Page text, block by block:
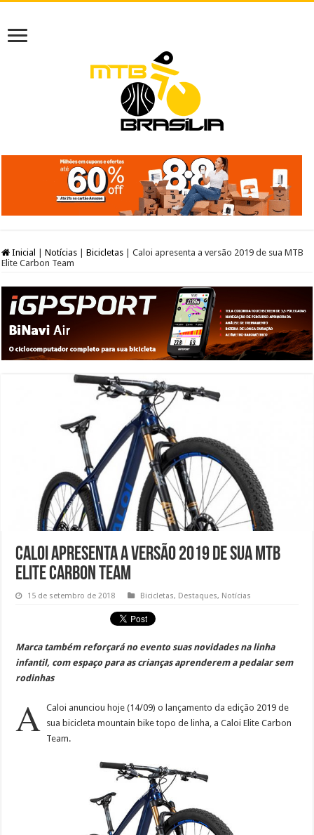
Inicial Notícias Bicicletas
Caloi apresenta a versão 2019 de sua MTB
Elite Carbon Team
Caloi apresenta a versão 2019 de sua MTB
Elite Carbon Team
15 de setembro de 2018 Bicicletas, Destaques, Notícias
Marca também reforçará no evento suas novidades na linha
infantil, com espaço para as crianças aprenderem a pedalar sem
rodinhas
A Caloi anunciou hoje (14/09) o lançamento da edição 2019 de
sua bicicleta mountain bike topo de linha, a Caloi Elite Carbon
Team.